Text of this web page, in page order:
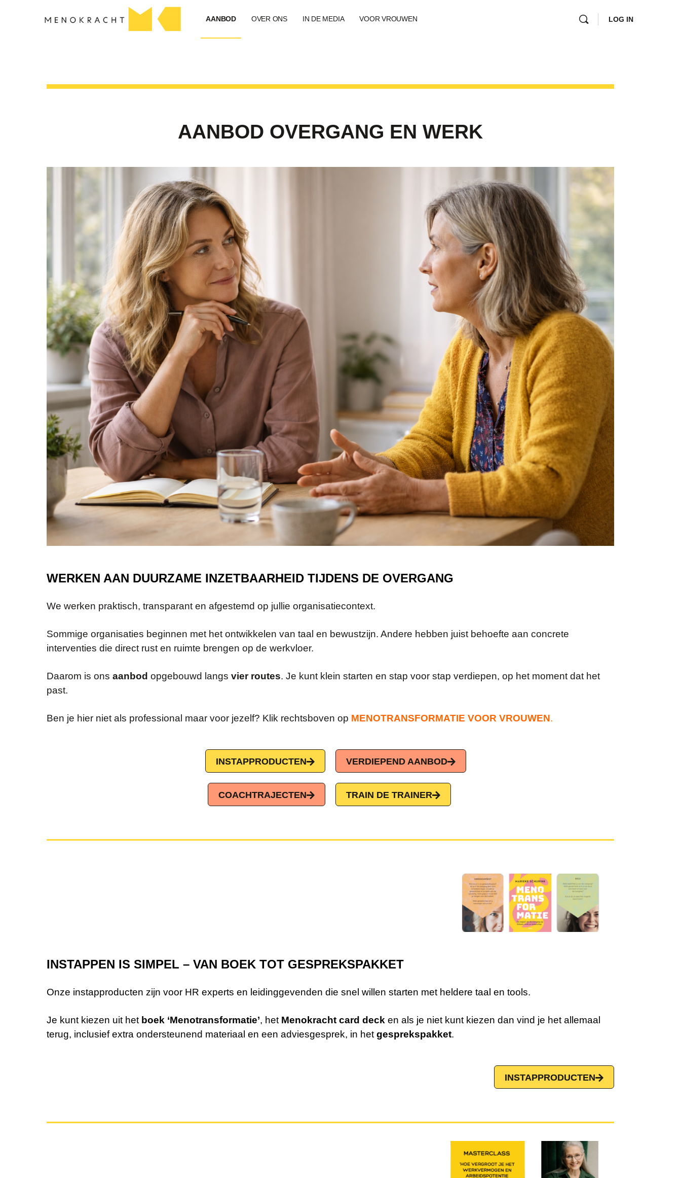
AANBOD OVER ONS IN DE MEDIA VOOR VROUWEN LOG IN
AANBOD OVERGANG EN WERK
WERKEN AAN DUURZAME INZETBAARHEID TIJDENS DE OVERGANG
We werken praktisch, transparant en afgestemd op jullie organisatiecontext.
Sommige organisaties beginnen met het ontwikkelen van taal en bewustzijn. Andere hebben juist behoefte aan concrete
interventies die direct rust en ruimte brengen op de werkvloer.
Daarom is ons aanbod opgebouwd langs vier routes. Je kunt klein starten en stap voor stap verdiepen, op het moment dat het
past.
Ben je hier niet als professional maar voor jezelf? Klik rechtsboven op MENOTRANSFORMATIE VOOR VROUWEN.
INSTAPPRODUCTEN VERDIEPEND AANBOD
COACHTRAJECTEN TRAIN DE TRAINER
INSTAPPEN IS SIMPEL – VAN BOEK TOT GESPREKSPAKKET
Onze instapproducten zijn voor HR experts en leidinggevenden die snel willen starten met heldere taal en tools.
Je kunt kiezen uit het boek ‘Menotransformatie’, het Menokracht card deck en als je niet kunt kiezen dan vind je het allemaal
terug, inclusief extra ondersteunend materiaal en een adviesgesprek, in het gesprekspakket.
INSTAPPRODUCTEN